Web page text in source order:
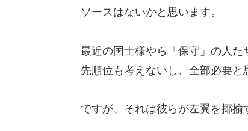
ソースはないかと思います。
最近の国士様やら「保守」の人
先順位も考えないし、全部必要と
ですが、それは彼らが左翼を揶揄